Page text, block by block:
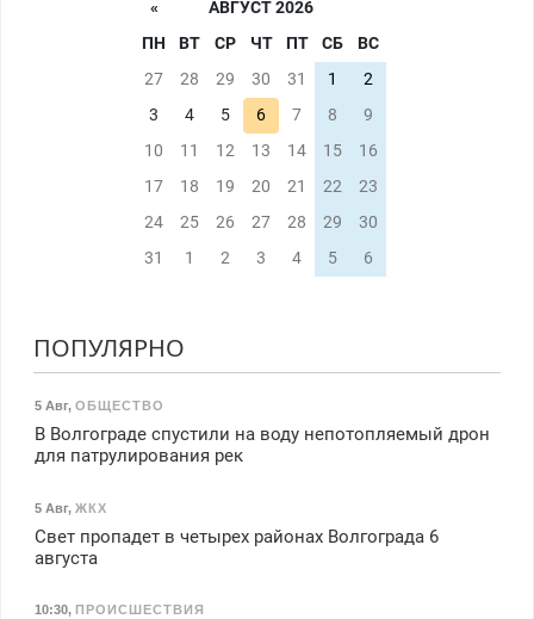
«
АВГУСТ 2026
ПН
ВТ СР ЧТ ПТ СБ
ВС
27
28 29 30 31 1
2
3
4 5 6 7 8
9
10
11 12 13 14 15
16
17
18 19 20 21 22
23
24
25 26 27 28 29
30
31
1 2 3 4 5 6
ПОПУЛЯРНО
5 Авг, ОБЩЕСТВО
В Волгограде спустили на воду непотопляемый дрон
для патрулирования рек
5 Авг, ЖКХ
Свет пропадет в четырех районах Волгограда 6
августа
10:30, ПРОИСШЕСТВИЯ